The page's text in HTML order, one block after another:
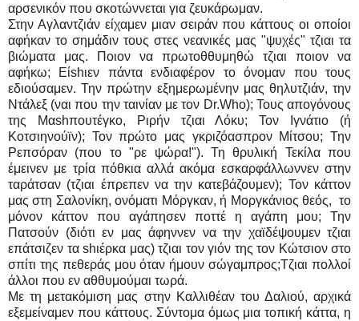
αρσενικόν που σκοτώννεται για ζευκάρωμαν.
Στην Αγλαντζιάν είχαμεν μιαν σειράν που κάττους οι οποίοι
αφήκαν το σημάδιν τους στες νεανικές μας "ψυχές" τζιαι τα
βιώματα μας. Ποιον να πρωτοθθυμηθώ τζιαι ποιον να
αφήκω; Είshιεν πάντα ενδιαφέρον το όνομαν που τους
εδιούσαμεν. Την πρώτην εξημερωμένην μας θηλυτζιάν, την
Ντάλεξ (ναι που την ταινίαν με τον Dr.Who); Τους απογόνους
της Μαshπουτέγκο, Ριρήν τζιαι Λόκυ; Τον Ιγνάτιο (ή
Κοτσιηνούϊν); Τον πρώτο μας γκριζόασπρον Μίτσου; Την
Ρεπσόραν (που το "ρε ψώρα!"). Τη θρυλική Τεκίλα που
έμεινεν με τρία πόθκια αλλά ακόμα εσκαρφάλλωννεν στην
ταράτσαν (τζιαι έπρεπεν να την κατεβάζουμεν); Τον κάττον
μας στη Σαλονίκη, ονόματι Μόργκαν, ή Μοργκάνιος θεός, το
μόνον κάττον που αγάπησεν ποττέ η αγάπη μου; Την
Πατσούν (διότι εν μας άφηννεν να την χαϊδέψουμεν τζιαι
επάτσιζεν τα shιέρκα μας) τζιαι τον γιόν της τον Κώτσιον στο
σπίτι της πεθεράς μου όταν ήμουν σώγαμπρος;Τζιαι πολλοί
άλλοι που εν αθθυμούμαι τωρά.
Με τη μετακόμιση μας στην Καλλιθέαν του Δαλιού, αρχικά
εξεμείναμεν που κάττους. Σύντομα όμως μια τοπική κάττα, η